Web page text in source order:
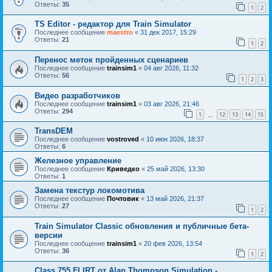
Ответы: 35 1 2
TS Editor - редактор для Train Simulator
Последнее сообщение maestro « 31 дек 2017, 15:29
Ответы: 21 1 2
Перенос меток пройденных сценариев
Последнее сообщение trainsim1 « 04 авг 2026, 11:32
Ответы: 56 1 2 3
Видео разработчиков
Последнее сообщение trainsim1 « 03 авг 2026, 21:46
Ответы: 294 1 12 13 14 15
TransDEM
Последнее сообщение vostroved « 10 июн 2026, 18:37
Ответы: 6
Железное управление
Последнее сообщение Криведко « 25 май 2026, 13:30
Ответы: 1
Замена текстур локомотива
Последнее сообщение Почтовик « 13 май 2026, 21:37
Ответы: 27 1 2
Train Simulator Classic обновления и публичные бета-
версии
Последнее сообщение trainsim1 « 20 фев 2026, 13:54
Ответы: 36 1 2